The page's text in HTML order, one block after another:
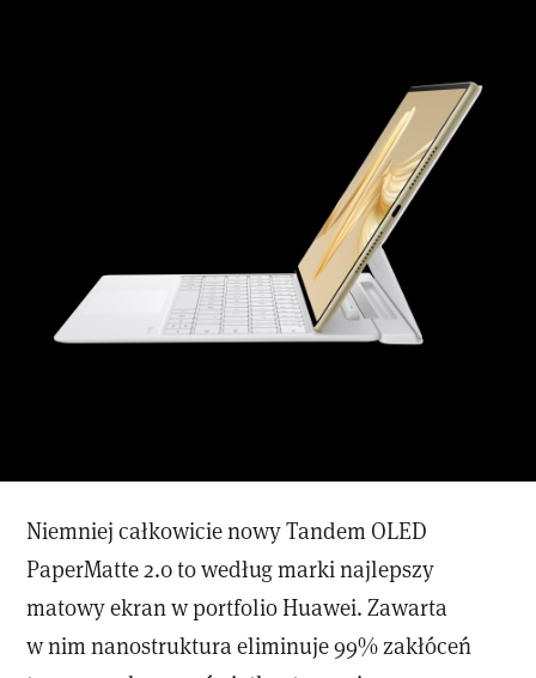
Niemniej całkowicie nowy Tandem OLED
PaperMatte 2.0 to według marki najlepszy
matowy ekran w portfolio Huawei. Zawarta
w nim nanostruktura eliminuje 99% zakłóceń